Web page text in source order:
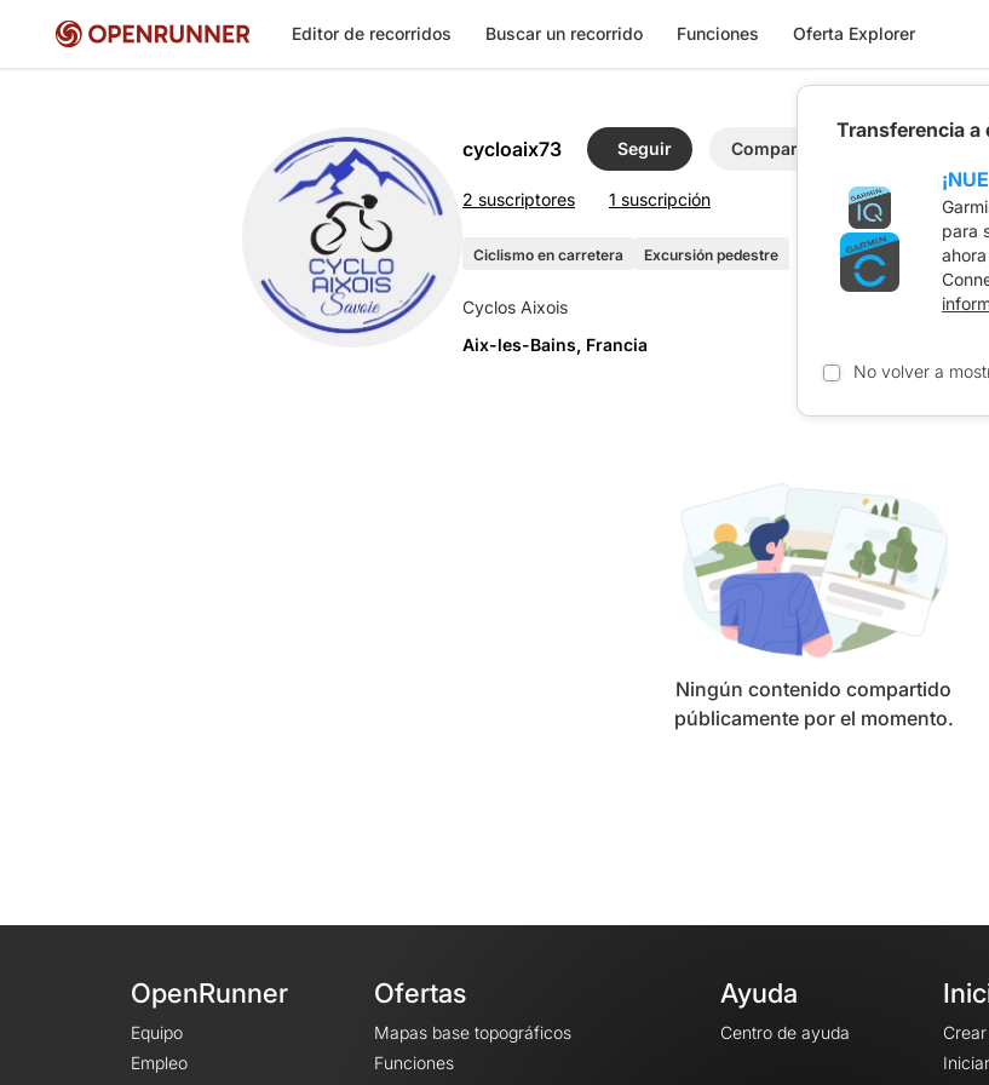
Editor de recorridos Buscar un recorrido Funciones Oferta Explorer
cycloaix73 Seguir Compartir
2 suscriptores 1 suscripción
Ciclismo en carretera Excursión pedestre
Aix-les-Bains, Francia
Ningún contenido compartido
públicamente por el momento.
OpenRunner
Equipo
Empleo
Ofertas
Mapas base topográficos
Funciones
Ayuda
Centro de ayuda
Transferencia a
para
No volver a